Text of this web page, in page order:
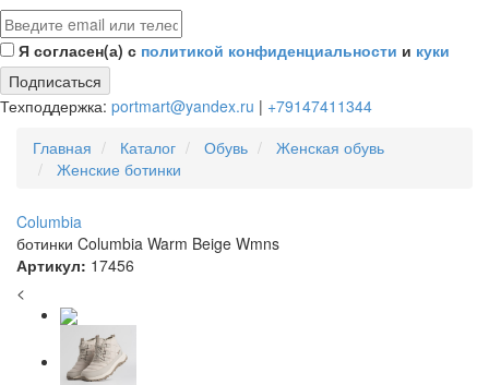
Я согласен(а) с политикой конфиденциальности и куки
Подписаться
Техподдержка: portmart@yandex.ru | +79147411344
Главная
Каталог Обувь
Женская обувь
Женские ботинки
Columbia
ботинки Columbia Warm Beige Wmns
Артикул: 17456
<